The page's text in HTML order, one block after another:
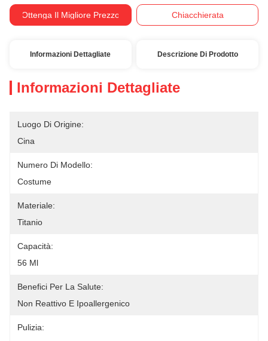
Ottenga Il Migliore Prezzo Chiacchierata
Informazioni Dettagliate Descrizione Di Prodotto
Informazioni Dettagliate
Luogo Di Origine:
Cina
Numero Di Modello:
Costume
Materiale:
Titanio
Capacità:
56 Ml
Benefici Per La Salute:
Non Reattivo E Ipoallergenico
Pulizia: